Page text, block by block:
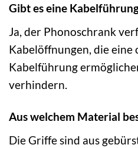
Gibt es eine
Ja, der Phonoschrank
Kabelöffnungen, die
Kabelführung
verhindern.
Aus welchem Material
Die Griffe sind aus